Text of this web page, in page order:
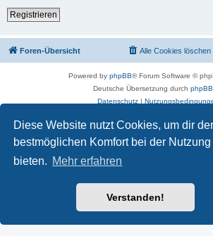
Diese Website nutzt Cookies, um dir
bestmöglichen Komfort bei der Nutzung
bieten. Mehr erfahren
Verstanden!
Registrieren
Foren-Übersicht Alle Cookies löschen
Powered by phpBB® Forum Software ©
Deutsche Übersetzung durch
Datenschutz|